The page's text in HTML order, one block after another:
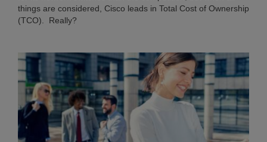
things are considered, Cisco leads in Total Cost of Ownership
(TCO). Really?